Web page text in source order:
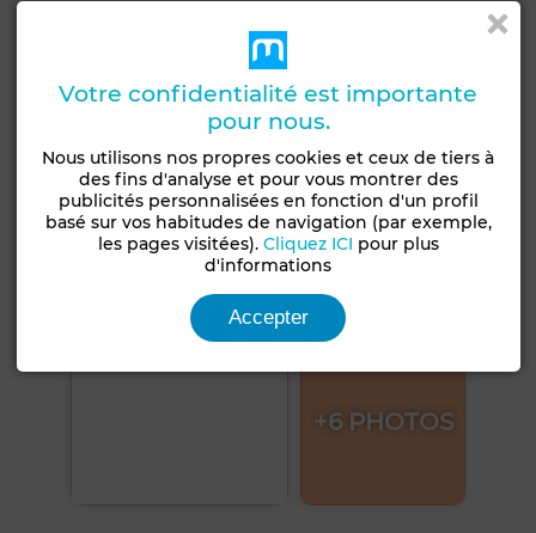
+6 PHOTOS
Votre confidentialité est importante
pour nous.
Nous utilisons nos propres cookies et ceux de tiers à
des fins d'analyse et pour vous montrer des
publicités personnalisées en fonction d'un profil
basé sur vos habitudes de navigation (par exemple,
les pages visitées). Cliquez ICI pour plus
d'informations
Accepter